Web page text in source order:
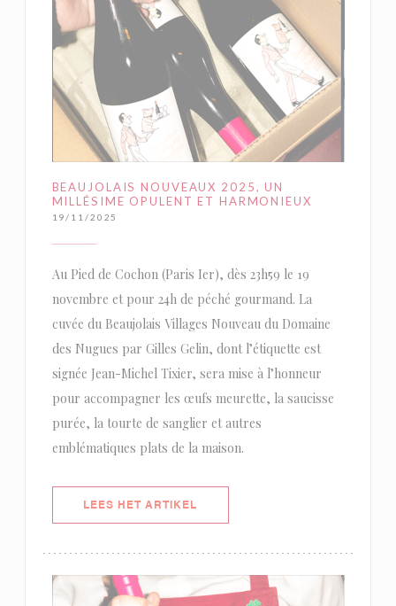
BEAUJOLAIS NOUVEAUX 2025, UN
MILLÉSIME OPULENT ET HARMONIEUX
19/11/2025
Au Pied de Cochon (Paris Ier), dès 23h59 le 19
novembre et pour 24h de péché gourmand. La
cuvée du Beaujolais Villages Nouveau du Domaine
des Nugues par Gilles Gelin, dont l’étiquette est
signée Jean-Michel Tixier, sera mise à l’honneur
pour accompagner les œufs meurette, la saucisse
purée, la tourte de sanglier et autres
emblématiques plats de la maison.
LEES HET ARTIKEL